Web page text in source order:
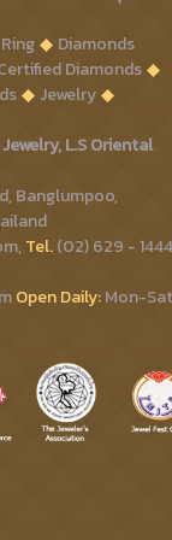
Diamonds
Diamonds
Jewelry
Jewelry, L.S Oriental
Banglumpoo,
Tel.(02) 629 - 1444
Open Daily:Mon-Sat